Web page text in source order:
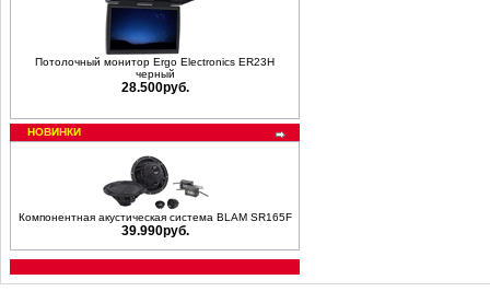
Потолочный монитор Ergo Electronics ER23H
черный
28.500руб.
НОВИНКИ
Компонентная акустическая система BLAM SR165F
39.990руб.